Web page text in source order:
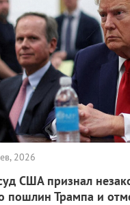
2026
США признал
пошлин Трампа и